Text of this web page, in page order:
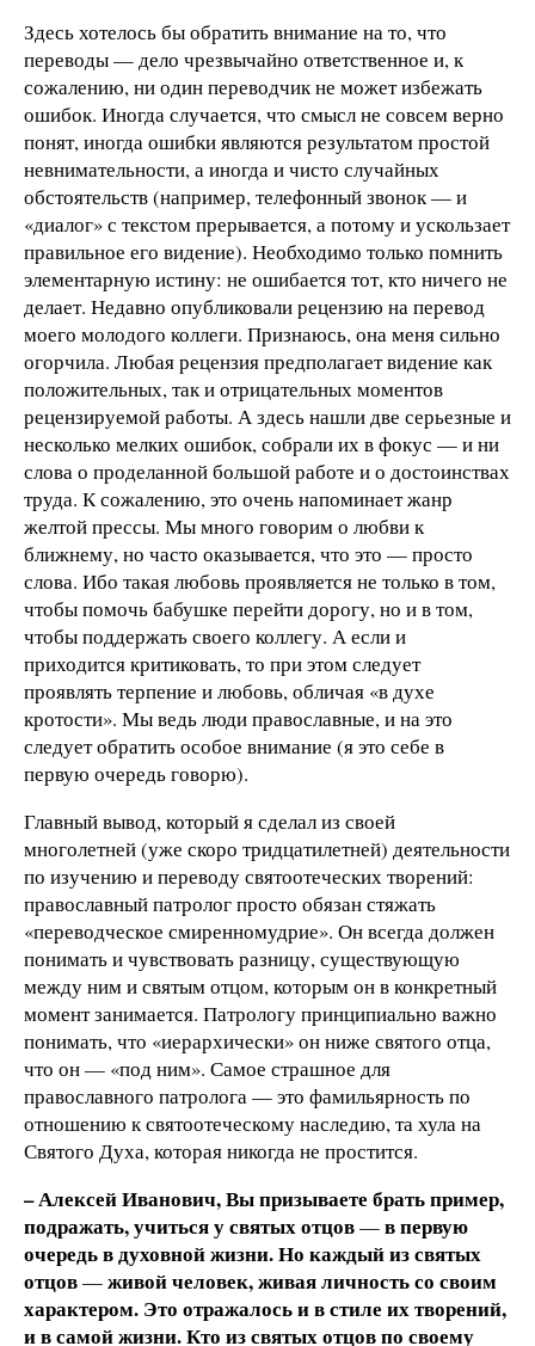
Здесь хотелось бы обратить внимание на то, что
переводы — дело чрезвычайно ответственное и, к
сожалению, ни один переводчик не может избежать
ошибок. Иногда случается, что смысл не совсем верно
понят, иногда ошибки являются результатом простой
невнимательности, а иногда и чисто случайных
обстоятельств (например, телефонный звонок — и
«диалог» с текстом прерывается, а потому и ускользает
правильное его видение). Необходимо только помнить
элементарную истину: не ошибается тот, кто ничего не
делает. Недавно опубликовали рецензию на перевод
моего молодого коллеги. Признаюсь, она меня сильно
огорчила. Любая рецензия предполагает видение как
положительных, так и отрицательных моментов
рецензируемой работы. А здесь нашли две серьезные и
несколько мелких ошибок, собрали их в фокус — и ни
слова о проделанной большой работе и о достоинствах
труда. К сожалению, это очень напоминает жанр
желтой прессы. Мы много говорим о любви к
ближнему, но часто оказывается, что это — просто
слова. Ибо такая любовь проявляется не только в том,
чтобы помочь бабушке перейти дорогу, но и в том,
чтобы поддержать своего коллегу. А если и
приходится критиковать, то при этом следует
проявлять терпение и любовь, обличая «в духе
кротости». Мы ведь люди православные, и на это
следует обратить особое внимание (я это себе в
первую очередь говорю).
Главный вывод, который я сделал из своей
многолетней (уже скоро тридцатилетней) деятельности
по изучению и переводу святоотеческих творений:
православный патролог просто обязан стяжать
«переводческое смиренномудрие». Он всегда должен
понимать и чувствовать разницу, существующую
между ним и святым отцом, которым он в конкретный
момент занимается. Патрологу принципиально важно
понимать, что «иерархически» он ниже святого отца,
что он — «под ним». Самое страшное для
православного патролога — это фамильярность по
отношению к святоотеческому наследию, та хула на
Святого Духа, которая никогда не простится.
– Алексей Иванович, Вы призываете брать пример,
подражать, учиться у святых отцов—в первую
очередь в духовной жизни. Но каждый из святых
отцов—живой человек, живая личность со своим
характером. Это отражалось и в стиле их творений,
и в самой жизни. Кто из святых отцов по своему